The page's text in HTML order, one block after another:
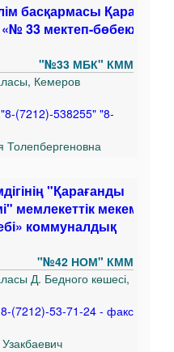
басқармасы
33 мектеп-бөбекжай»
"№33 МБК" КММ
Кемеров
"8-(7212)-538255" "8-
"Қарағанды
мемлекеттік
коммуналдық
"№42 НОМ" КММ
Д. Бедного көшесі,
8-(7212)-53-71-24 - факс